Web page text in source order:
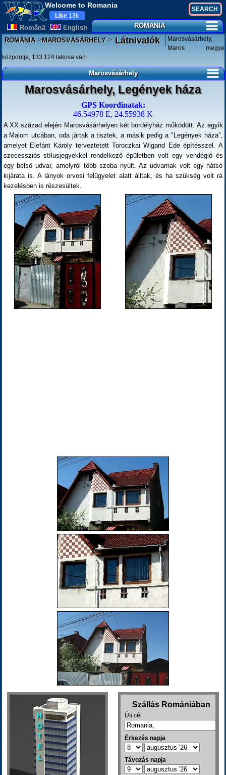
Welcome to Romania
Românã English
Like 13k
ROMANIA
ROMÁNIA>MAROSVÁSÁRHELY>Látnivalók
Marosvásárhely,
Maros megye
központja, 133.124 lakosa van.
Marosvásárhely
Marosvásárhely, Legények háza
GPS Koordinatak:
46.54978 E, 24.55938 K
A XX.század elején Marosvásárhelyen két bordélyház működött. Az egyik
a Malom utcában, oda jártak a tisztek, a másik pedig a "Legények háza",
amelyet Elefánt Károly terveztetett Toroczkai Wigand Ede építésszel. A
szecessziós stílusjegyekkel rendelkező épületben volt egy vendéglő és
egy belső udvar, amelyről több szoba nyúlt. Az udvarnak volt egy hátsó
kijárata is. A lányok orvosi felügyelet alatt álltak, és ha szükség volt rá
kezelésben is részesültek.